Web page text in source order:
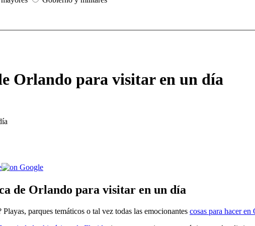
Orlando para visitar en un día
de Orlando para visitar en un día
parques temáticos o tal vez todas las emocionantes cosas para hacer en